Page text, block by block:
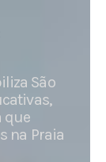
São
que
na Praia